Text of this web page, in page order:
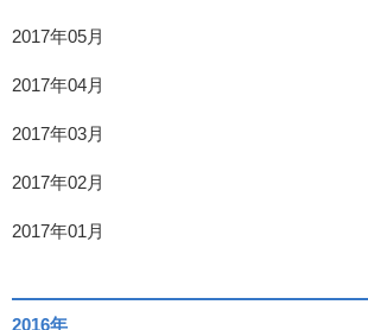
2017年05月
2017年04月
2017年03月
2017年02月
2017年01月
2016年